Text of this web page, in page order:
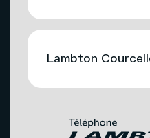
Mobilité
Téléphonie
Promotions
Télévision
Lambton